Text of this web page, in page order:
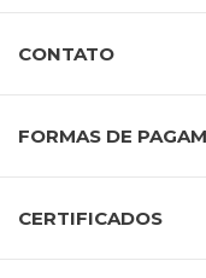
CONTATO
FORMAS DE
CERTIFICADOS